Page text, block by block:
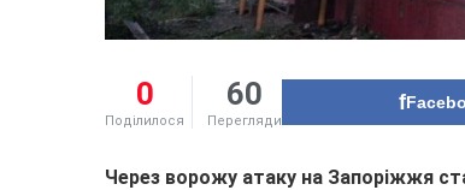
0
Поділилося
60
Перегляди
Через ворожу атаку на Запоріжжя